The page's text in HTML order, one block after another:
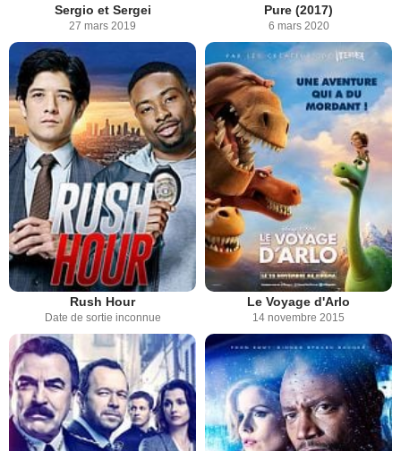
Sergio et Sergei
27 mars 2019
Pure (2017)
6 mars 2020
Rush Hour
Date de sortie inconnue
Le Voyage d'Arlo
14 novembre 2015